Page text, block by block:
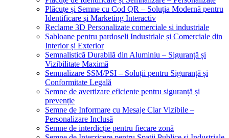
Plăcuțe și Semne cu Cod QR – Soluția Modernă pentru
Identificare și Marketing Interactiv
Reclame 3D Personalizate comerciale si industriale
Sabloane pentru pardoseli Industriale și Comerciale din
Interior și Exterior
Semnalistică Durabilă din Aluminiu – Siguranță și
Vizibilitate Maximă
Semnalizare SSM/PSI – Soluții pentru Siguranță și
Conformitate Legală
Semne de avertizare eficiente pentru siguranță și
prevenție
Semne de Informare cu Mesaje Clar Vizibile –
Personalizare Inclusă
Semne de interdicție pentru fiecare zonă